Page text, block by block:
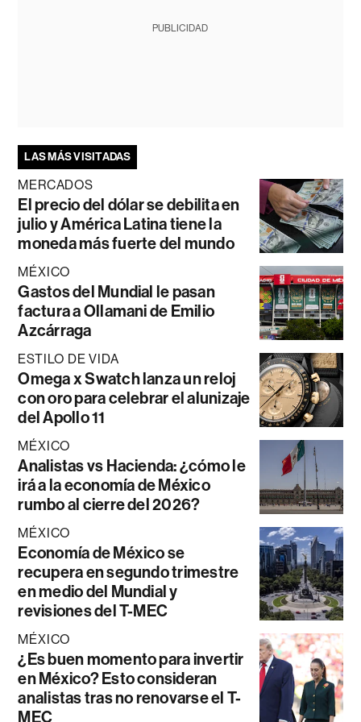
PUBLICIDAD
LAS MÁS VISITADAS
MERCADOS
El precio del dólar se debilita en
julio y América Latina tiene la
moneda más fuerte del mundo
MÉXICO
Gastos del Mundial le pasan
factura a Ollamani de Emilio
Azcárraga
ESTILO DE VIDA
Omega x Swatch lanza un reloj
con oro para celebrar el alunizaje
del Apollo 11
MÉXICO
Analistas vs Hacienda: ¿cómo le
irá a la economía de México
rumbo al cierre del 2026?
MÉXICO
Economía de México se
recupera en segundo trimestre
en medio del Mundial y
revisiones del T-MEC
MÉXICO
¿Es buen momento para invertir
en México? Esto consideran
analistas tras no renovarse el T-
MEC